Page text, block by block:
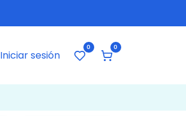
Iniciar sesión
0 0